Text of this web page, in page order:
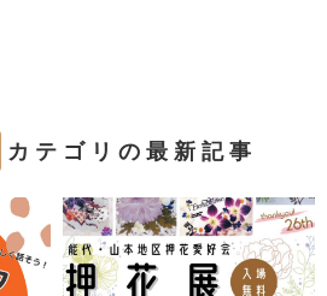
カテゴリの最新記事